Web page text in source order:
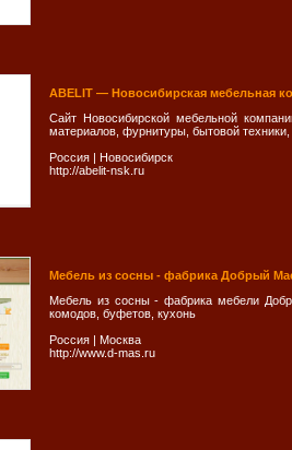
ABELIT — Новосибирская мебельная
Сайт Новосибирской мебельной
материалов, фурнитуры, бытовой
Россия | Новосибирск
http://abelit-nsk.ru
Мебель из сосны - фабрика Добрый
Мебель из сосны - фабрика мебели
комодов, буфетов, кухонь
Россия | Москва
http://www.d-mas.ru